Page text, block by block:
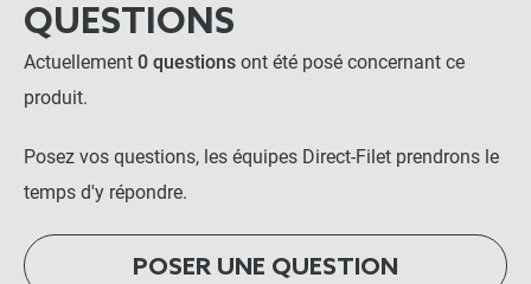
QUESTIONS
Actuellement 0 questions ont été posé concernant ce
produit.
Posez vos questions, les équipes Direct-Filet prendrons le
temps d'y répondre.
POSER UNE QUESTION